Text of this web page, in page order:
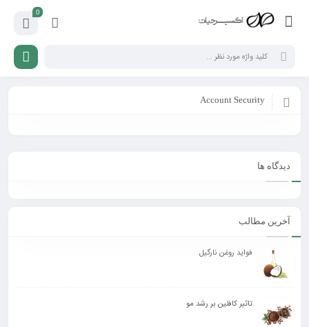
0
Account Security
دیدگاه ها
آخرین مطالب
فواید روغن نارگیل
تاثیر کافئین بر رشد مو